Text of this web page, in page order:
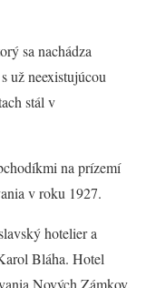
sa nachádza
už neexistujúcou
stál v
na prízemí
v roku 1927.
hotelier a
Bláha. Hotel
Nových Zámkov.